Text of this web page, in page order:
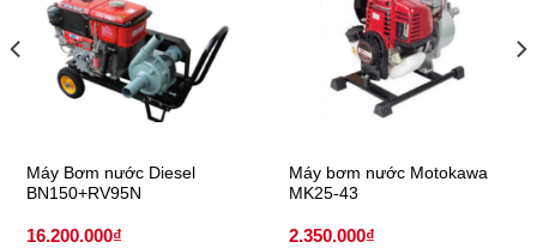
Máy Bơm nước Diesel
BN150+RV95N
16.200.000₫
Máy bơm nước Motokawa
MK25-43
2.350.000₫